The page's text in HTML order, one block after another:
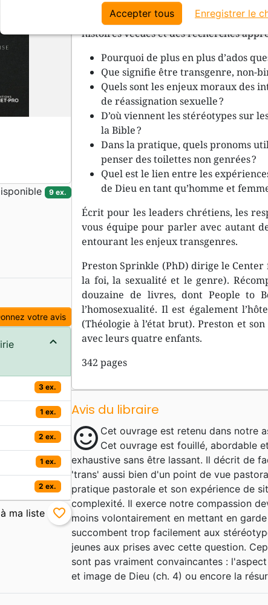
Avec Être corps, le Dr Preston
la discussion autour des identités
histoires vécues et des recherches
Pourquoi de plus en plus d’ados
Que signifie être transgenre, non-
Quels sont les enjeux moraux des
de réassignation sexuelle ?
D’où viennent les stéréotypes sur
la Bible ?
Dans la pratique, quels pronoms
penser des toilettes non genrées ?
Quel est le lien entre les
de Dieu en tant qu’homme et
Écrit pour les leaders chrétiens, les
vous équipe pour parler avec autant
entourant les enjeux transgenres.
Preston Sprinkle (PhD) dirige le
la foi, la sexualité et le genre).
douzaine de livres, dont People to
l’homosexualité. Il est également
(Théologie à l’état brut). Preston et
avec leurs quatre enfants.
342 pages
Avis du libraire
sentiment_satisfied Cet ouvrage est retenu dans notre
Cet ouvrage est fouillé, abordable
exhaustive sans être lassant. Il décrit de
'trans' aussi bien d'un point de vue
pratique pastorale et son expérience de
complexité. Il exerce notre compassion
moins volontairement en mettant en
succombent trop facilement aux
jeunes aux prises avec cette question.
sont pas vraiment convaincantes :
et image de Dieu (ch. 4) ou encore la
9 ex.
votre avis
3 ex.
1 ex.
2 ex.
1 ex.
2 ex.
favorite_border
Accepter tous Enregistrer le